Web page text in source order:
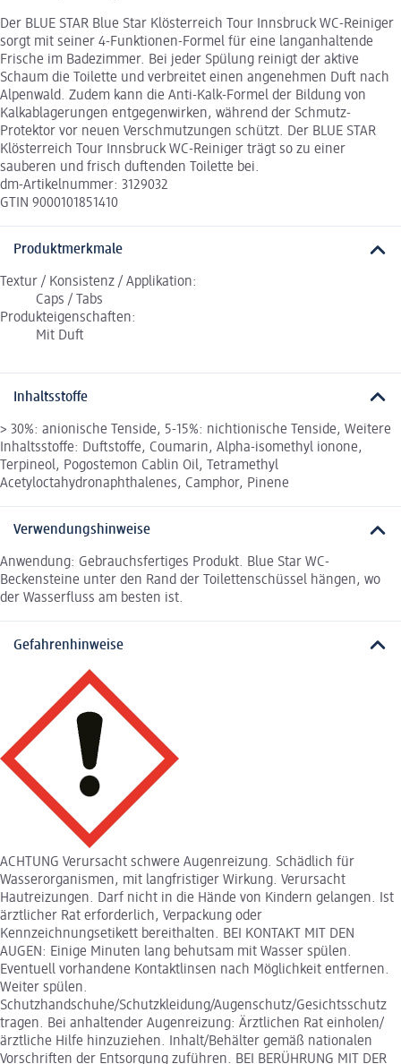
Der BLUE STAR Blue Star Klösterreich Tour Innsbruck WC-Reiniger
sorgt mit seiner 4-Funktionen-Formel für eine langanhaltende
Frische im Badezimmer. Bei jeder Spülung reinigt der aktive
Schaum die Toilette und verbreitet einen angenehmen Duft nach
Alpenwald. Zudem kann die Anti-Kalk-Formel der Bildung von
Kalkablagerungen entgegenwirken, während der Schmutz-
Protektor vor neuen Verschmutzungen schützt. Der BLUE STAR
Klösterreich Tour Innsbruck WC-Reiniger trägt so zu einer
sauberen und frisch duftenden Toilette bei.
dm-Artikelnummer: 3129032
GTIN 9000101851410
Produktmerkmale
Textur / Konsistenz / Applikation:
Caps / Tabs
Produkteigenschaften:
Mit Duft
Inhaltsstoffe
> 30%: anionische Tenside, 5-15%: nichtionische Tenside, Weitere
Inhaltsstoffe: Duftstoffe, Coumarin, Alpha-isomethyl ionone,
Terpineol, Pogostemon Cablin Oil, Tetramethyl
Acetyloctahydronaphthalenes, Camphor, Pinene
Verwendungshinweise
Anwendung: Gebrauchsfertiges Produkt. Blue Star WC-
Beckensteine unter den Rand der Toilettenschüssel hängen, wo
der Wasserfluss am besten ist.
Gefahrenhinweise
ACHTUNG Verursacht schwere Augenreizung. Schädlich für
Wasserorganismen, mit langfristiger Wirkung. Verursacht
Hautreizungen. Darf nicht in die Hände von Kindern gelangen. Ist
ärztlicher Rat erforderlich, Verpackung oder
Kennzeichnungsetikett bereithalten. BEI KONTAKT MIT DEN
AUGEN: Einige Minuten lang behutsam mit Wasser spülen.
Eventuell vorhandene Kontaktlinsen nach Möglichkeit entfernen.
Weiter spülen.
Schutzhandschuhe/Schutzkleidung/Augenschutz/Gesichtsschutz
tragen. Bei anhaltender Augenreizung: Ärztlichen Rat einholen/
ärztliche Hilfe hinzuziehen. Inhalt/Behälter gemäß nationalen
Vorschriften der Entsorgung zuführen. BEI BERÜHRUNG MIT DER